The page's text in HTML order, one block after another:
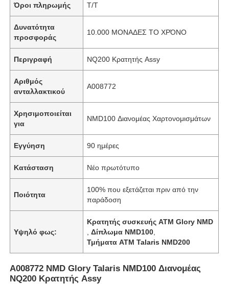
Όροι πληρωμής T/T
Δυνατότητα
προσφοράς
10.000 ΜΟΝΑΔΕΣ ΤΟ ΧΡΌΝΟ
Περιγραφή NQ200 Κρατητής Assy
Αριθμός
ανταλλακτικού
Α008772
Χρησιμοποιείται
για
NMD100 Διανομέας Χαρτονομισμάτων
Εγγύηση 90 ημέρες
Κατάσταση Νέο πρωτότυπο
Ποιότητα
100% που εξετάζεται πριν από την
παράδοση
Υψηλό φως:
Κρατητής συσκευής ATM Glory NMD
,Δίπλωμα NMD100
Τμήματα ATM Talaris NMD200
Α008772 NMD Glory Talaris NMD100 Διανομέας
NQ200 Κρατητής Assy